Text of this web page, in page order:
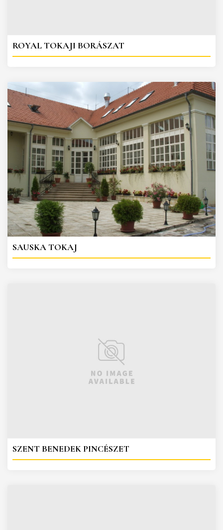
ROYAL TOKAJI BORÁSZAT
SAUSKA TOKAJ
SZENT BENEDEK PINCÉSZET